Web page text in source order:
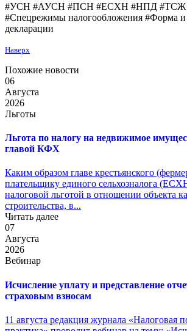
#УСН #АУСН #ПСН #ЕСХН #НПД #ТСЖ
#Cпецрежимы налогообложения #Форма
декларации
Наверх
Похожие новости
06
Августа
2026
Льготы
Льгота по налогу на недвижимое
главой КФХ
Каким образом главе крестьянского
плательщику единого сельхозналога
налоговой льготой в отношении объекта
строительства, в...
Читать далее
07
Августа
2026
Вебинар
Исчисление уплату и представление
страховым взносам
11 августа редакция журнала «Налоговая